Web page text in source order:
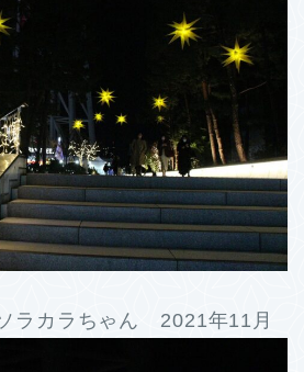
ラカラちゃん 2021年11月